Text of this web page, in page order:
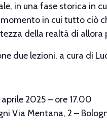
in una fase storica in
momento in cui tutto ciò
della realtà di
due lezioni, a cura di
2025 – ore 17.00
Via Mentana, 2 –